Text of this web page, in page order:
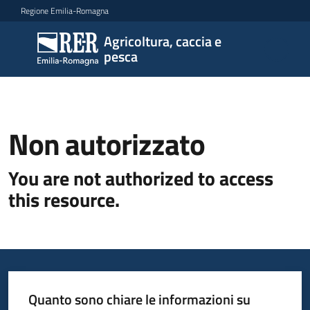
Vai al contenuto
Vai alla navigazione
Vai al footer
Regione Emilia-Romagna
Agricoltura, caccia e
pesca
Agricoltura,
caccia e
pesca
Programma
Opportunità
Disposizioni
attuative
Non autorizzato
You are not authorized to access
this resource.
Quanto sono chiare le informazioni su